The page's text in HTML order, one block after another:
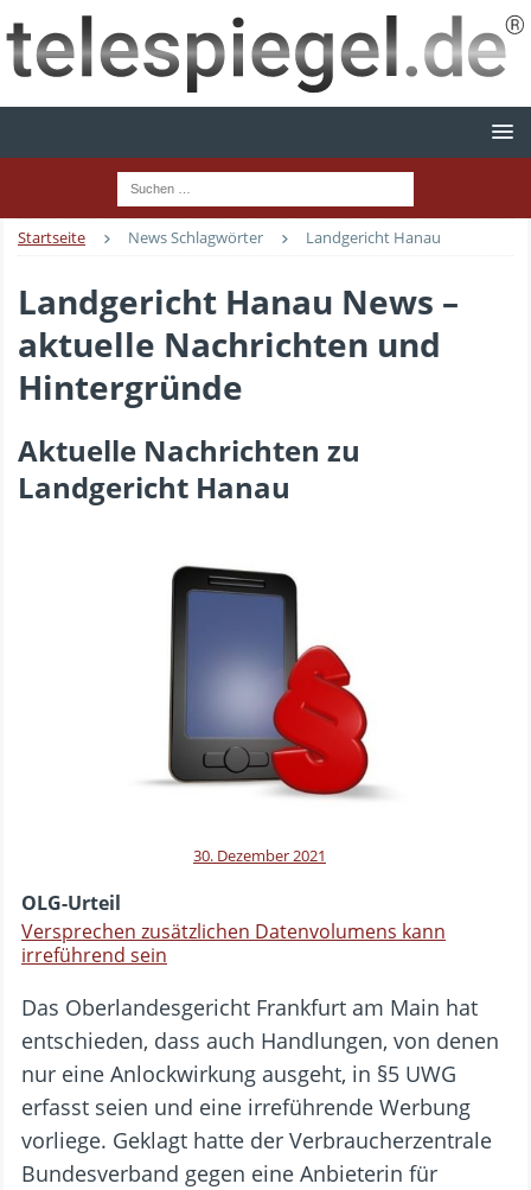
Startseite News Schlagwörter Landgericht Hanau
Landgericht Hanau News –
aktuelle Nachrichten und
Hintergründe
Aktuelle Nachrichten zu
Landgericht Hanau
30. Dezember 2021
OLG-Urteil
Versprechen zusätzlichen Datenvolumens kann
irreführend sein
Das Oberlandesgericht Frankfurt am Main hat
entschieden, dass auch Handlungen, von denen
nur eine Anlockwirkung ausgeht, in §5 UWG
erfasst seien und eine irreführende Werbung
vorliege. Geklagt hatte der Verbraucherzentrale
Bundesverband gegen eine Anbieterin für